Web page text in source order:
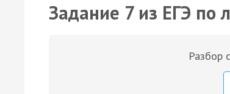
Задание 7 из ЕГЭ по
Разбор